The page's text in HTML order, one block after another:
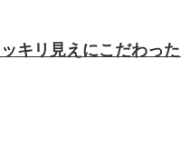
キリ見えにこだわっ